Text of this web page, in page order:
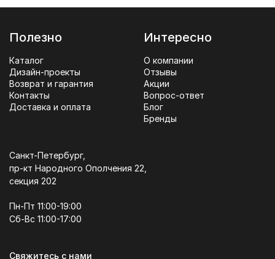
Полезно
Каталог
Дизайн-проекты
Возврат и гарантия
Контакты
Доставка и оплата
Интересно
О компании
Отзывы
Акции
Вопрос-ответ
Блог
Бренды
Санкт-Петербург,
пр-кт Народного Ополчения 22,
секция 202
Пн-Пт 11:00-19:00
Сб-Вс 11:00-17:00
Свяжитесь с нами